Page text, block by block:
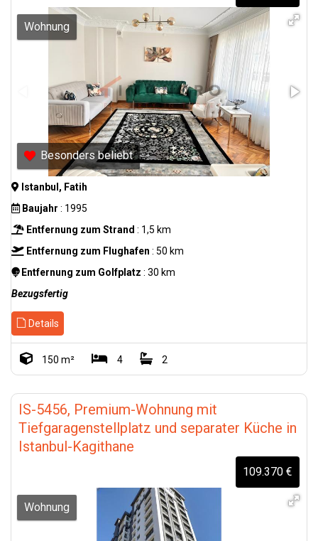
Wohnung
Besonders beliebt
Istanbul, Fatih
Baujahr : 1995
Entfernung zum Strand : 1,5 km
Entfernung zum Flughafen : 50 km
Entfernung zum Golfplatz : 30 km
Bezugsfertig
Details
150 m² 4 2
IS-5456, Premium-Wohnung mit
Tiefgaragenstellplatz und separater Küche in
Istanbul-Kagithane
109.370 €
Wohnung